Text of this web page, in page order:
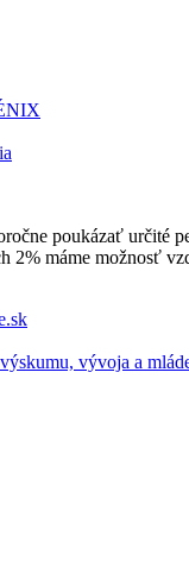
poukázať určité
2% máme možnosť
vývoja a